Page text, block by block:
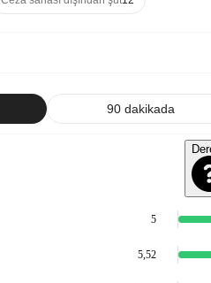
90 dakikada
5
5,52